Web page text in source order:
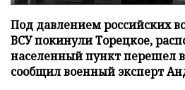
Под давлением российских
ВСУ покинули Торецкое,
населенный пункт перешел
сообщил военный эксперт